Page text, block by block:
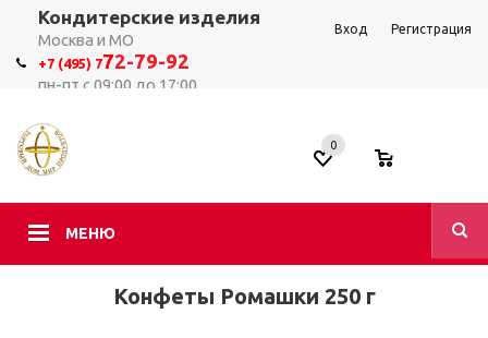
Кондитерские изделия
Москва и МО
+7 (495) 772-79-92
пн-пт с 09:00 до 17:00
Вход Регистрация
МЕНЮ
0
Конфеты Ромашки 250 г